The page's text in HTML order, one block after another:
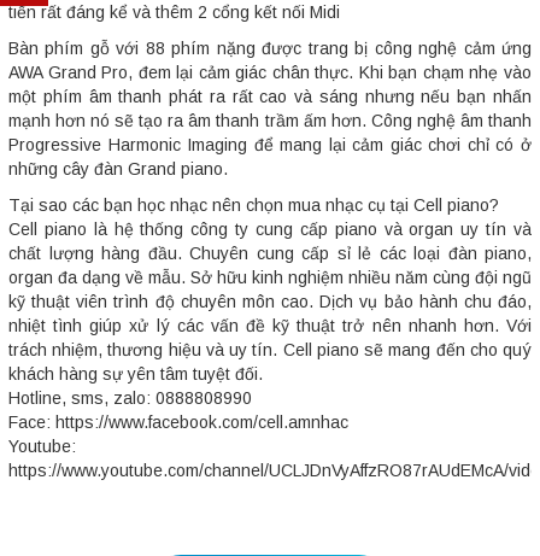
tiến rất đáng kể và thêm 2 cổng kết nối Midi
Bàn phím gỗ với 88 phím nặng được trang bị công nghệ cảm ứng
AWA Grand Pro, đem lại cảm giác chân thực. Khi bạn chạm nhẹ vào
một phím âm thanh phát ra rất cao và sáng nhưng nếu bạn nhấn
mạnh hơn nó sẽ tạo ra âm thanh trầm ấm hơn. Công nghệ âm thanh
Progressive Harmonic Imaging để mang lại cảm giác chơi chỉ có ở
những cây đàn Grand piano.
Tại sao các bạn học nhạc nên chọn mua nhạc cụ tại Cell piano?
Cell piano là hệ thống công ty cung cấp piano và organ uy tín và
chất lượng hàng đầu. Chuyên cung cấp sỉ lẻ các loại đàn piano,
organ đa dạng về mẫu. Sở hữu kinh nghiệm nhiều năm cùng đội ngũ
kỹ thuật viên trình độ chuyên môn cao. Dịch vụ bảo hành chu đáo,
nhiệt tình giúp xử lý các vấn đề kỹ thuật trở nên nhanh hơn. Với
trách nhiệm, thương hiệu và uy tín. Cell piano sẽ mang đến cho quý
khách hàng sự yên tâm tuyệt đối.
Hotline, sms, zalo: 0888808990
Face: https://www.facebook.com/cell.amnhac
Youtube:
https://www.youtube.com/channel/UCLJDnVyAffzRO87rAUdEMcA/